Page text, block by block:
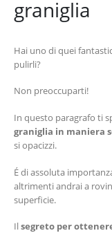
graniglia
Hai uno di quei
pulirli?
Non preoccuparti!
In questo paragrafo ti
graniglia in maniera
si opacizzi.
É di assoluta
altrimenti andrai a
superficie.
Ilsegreto per